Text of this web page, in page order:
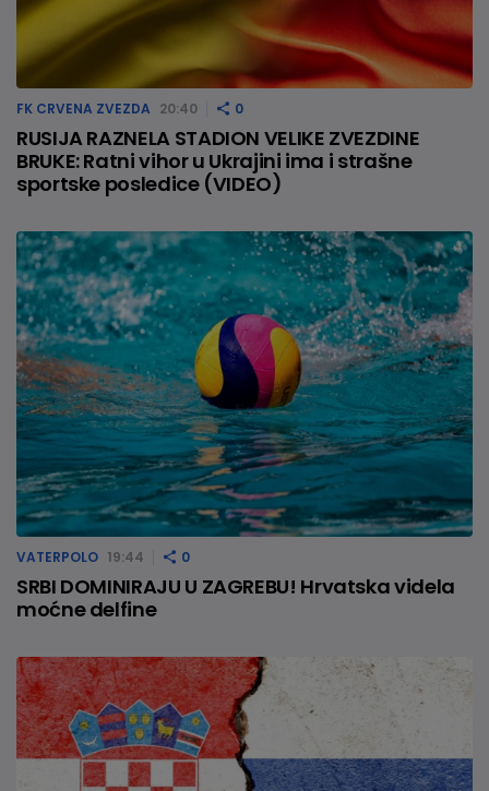
FK CRVENA ZVEZDA 20:40 0
RUSIJA RAZNELA STADION VELIKE ZVEZDINE
BRUKE: Ratni vihor u Ukrajini ima i strašne
sportske posledice (VIDEO)
VATERPOLO 19:44 0
SRBI DOMINIRAJU U ZAGREBU! Hrvatska videla
moćne delfine